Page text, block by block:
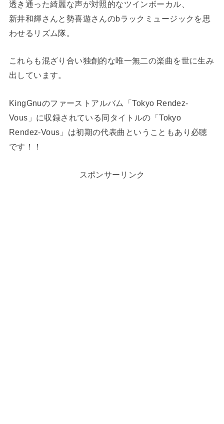
透き通った綺麗な声が対照的なツインボーカル、
新井和輝さんと勢喜遊さんのbラックミュージックを思
わせるリズム隊。
これらも混ざり合い独創的な唯一無二の楽曲を世に生み
出しています。
KingGnuのファーストアルバム「Tokyo Rendez-
Vous」に収録されている同タイトルの「Tokyo
Rendez-Vous」は初期の代表曲ということもあり必聴
です！！
スポンサーリンク